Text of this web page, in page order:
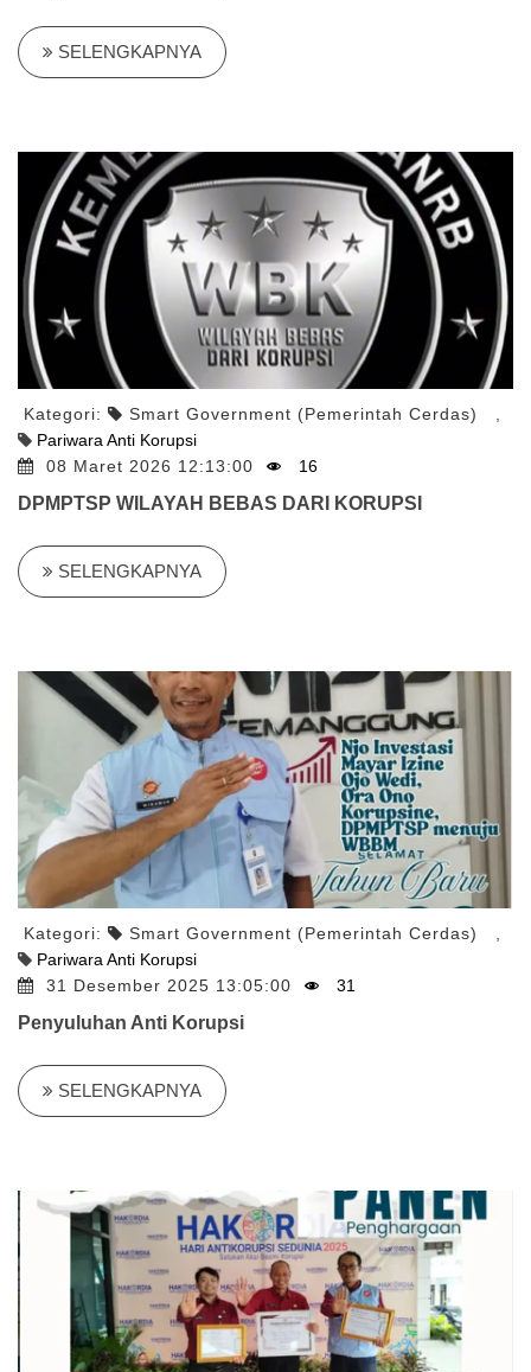
SELENGKAPNYA
Kategori: Smart Government (Pemerintah Cerdas)
Pariwara Anti Korupsi
08 Maret 2026 12:13:00
16
DPMPTSP WILAYAH BEBAS DARI KORUPSI
SELENGKAPNYA
Kategori: Smart Government (Pemerintah Cerdas)
Pariwara Anti Korupsi
31 Desember 2025 13:05:00
31
Penyuluhan Anti Korupsi
SELENGKAPNYA